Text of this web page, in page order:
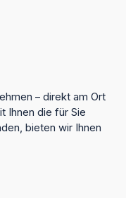
– direkt am Ort
Ihnen die für Sie
bieten wir Ihnen